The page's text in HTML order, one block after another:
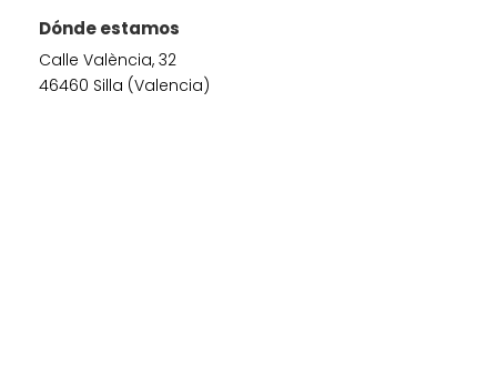
Dónde estamos
Calle València, 32
46460 Silla (Valencia)